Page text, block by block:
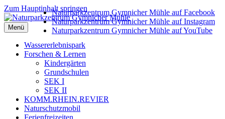
Zum Hauptinhalt springen
Menü
Wassererlebnispark
Forschen & Lernen
Kindergärten
Grundschulen
SEK I
SEK II
KOMM.RHEIN.REVIER
Naturschutzmobil
Ferienfreizeiten
Naturparkzentrum Gymnicher Mühle auf Facebook
Naturparkzentrum Gymnicher Mühle auf Instagram
Naturparkzentrum Gymnicher Mühle auf YouTube